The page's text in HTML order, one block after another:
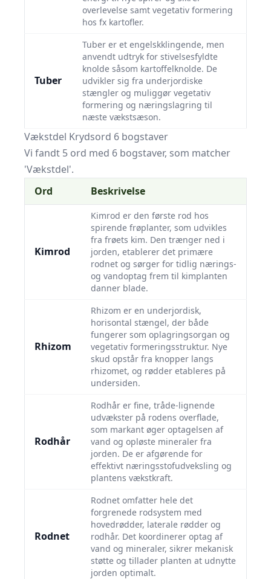
overlevelse samt vegetativ formering
hos fx kartofler.
Tuber
Tuber er et engelskklingende, men
anvendt udtryk for stivelsesfyldte
knolde såsom kartoffelknolde. De
udvikler sig fra underjordiske
stængler og muliggør vegetativ
formering og næringslagring til
næste vækstsæson.
Vækstdel Krydsord 6 bogstaver
Vi fandt 5 ord med 6 bogstaver, som matcher
'Vækstdel'.
Ord
Beskrivelse
Kimrod
Kimrod er den første rod hos
spirende frøplanter, som udvikles
fra frøets kim. Den trænger ned i
jorden, etablerer det primære
rodnet og sørger for tidlig nærings-
og vandoptag frem til kimplanten
danner blade.
Rhizom
Rhizom er en underjordisk,
horisontal stængel, der både
fungerer som oplagringsorgan og
vegetativ formeringsstruktur. Nye
skud opstår fra knopper langs
rhizomet, og rødder etableres på
undersiden.
Rodhår
Rodhår er fine, tråde-lignende
udvækster på rodens overflade,
som markant øger optagelsen af
vand og opløste mineraler fra
jorden. De er afgørende for
effektivt næringsstofudveksling og
plantens vækstkraft.
Rodnet
Rodnet omfatter hele det
forgrenede rodsystem med
hovedrødder, laterale rødder og
rodhår. Det koordinerer optag af
vand og mineraler, sikrer mekanisk
støtte og tillader planten at udnytte
jorden optimalt.